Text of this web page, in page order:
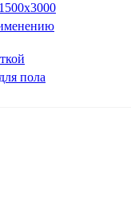
пола